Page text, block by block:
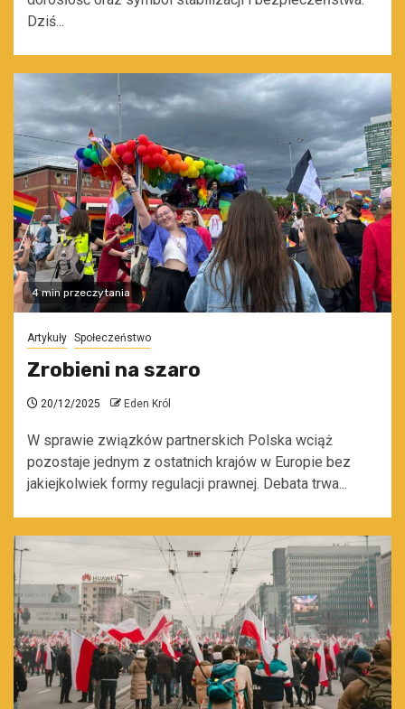
Dziś...
4 min przeczytania
Artykuły Społeczeństwo
Zrobieni na szaro
20/12/2025 Eden Król
W sprawie związków partnerskich Polska wciąż
pozostaje jednym z ostatnich krajów w Europie bez
jakiejkolwiek formy regulacji prawnej. Debata trwa...